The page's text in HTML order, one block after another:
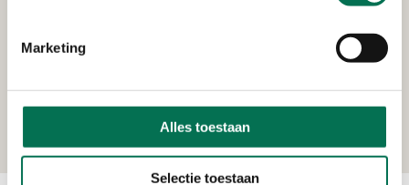
Marketing
Alles toestaan
Selectie toestaan
Arma Tankbouw B.V.
Ambacht